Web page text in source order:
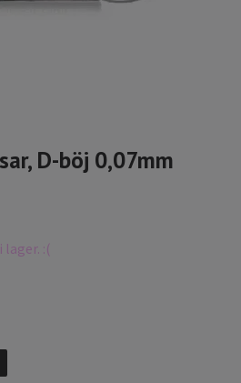
D-böj 0,07mm
:(